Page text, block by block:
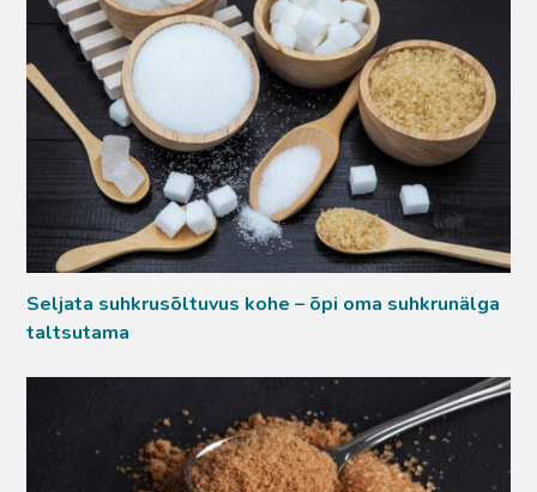
Seljata suhkrusõltuvus kohe – õpi oma suhkrunälga
taltsutama